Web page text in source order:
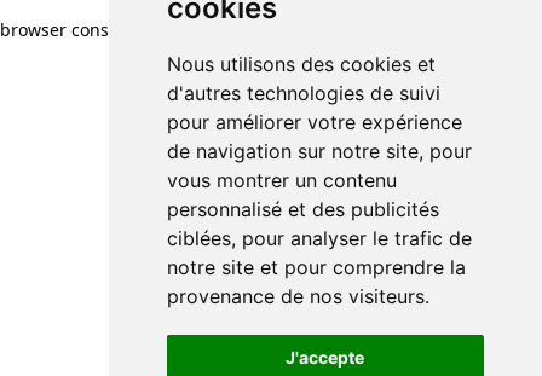
cookies
Nous utilisons des cookies et
d'autres technologies de suivi
pour améliorer votre expérience
de navigation sur notre site, pour
vous montrer un contenu
personnalisé et des publicités
ciblées, pour analyser le trafic de
notre site et pour comprendre la
provenance de nos visiteurs.
J'accepte
browser console for more information)